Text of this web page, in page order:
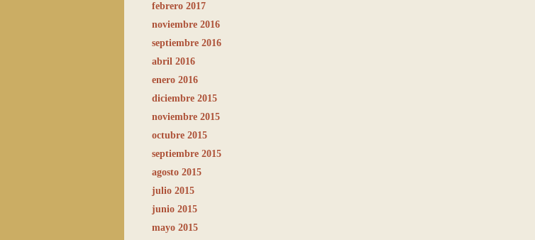
febrero 2017
noviembre 2016
septiembre 2016
abril 2016
enero 2016
diciembre 2015
noviembre 2015
octubre 2015
septiembre 2015
agosto 2015
julio 2015
junio 2015
mayo 2015